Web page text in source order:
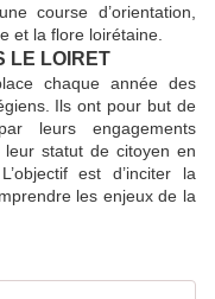
course d’orientation,
et la flore loirétaine.
LE LOIRET
chaque année des
Ils ont pour but de
leurs engagements
leur statut de citoyen en
est d’inciter la
les enjeux de la